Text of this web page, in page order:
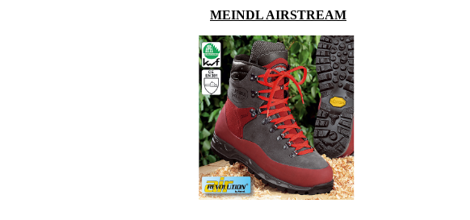
MEINDL AIRSTREAM